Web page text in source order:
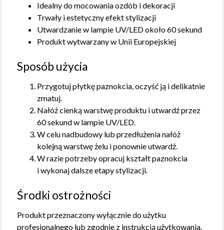
Idealny do mocowania ozdób i dekoracji
Trwały i estetyczny efekt stylizacji
Utwardzanie w lampie UV/LED około 60 sekund
Produkt wytwarzany w Unii Europejskiej
Sposób użycia
Przygotuj płytkę paznokcia, oczyść ją i delikatnie
zmatuj.
Nałóż cienką warstwę produktu i utwardź przez
60 sekund w lampie UV/LED.
W celu nadbudowy lub przedłużenia nałóż
kolejną warstwę żelu i ponownie utwardź.
W razie potrzeby opracuj kształt paznokcia
i wykonaj dalsze etapy stylizacji.
Środki ostrożności
Produkt przeznaczony wyłącznie do użytku
profesjonalnego lub zgodnie z instrukcją użytkowania.